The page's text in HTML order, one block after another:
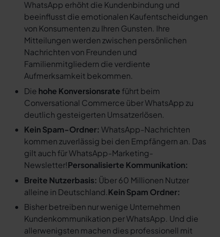
WhatsApp erhöht die Kundenbindung und
beeinflusst die emotionalen Kaufentscheidungen
von Konsumenten zu Ihren Gunsten. Ihre
Mitteilungen werden zwischen persönlichen
Nachrichten von Freunden und
Familienmitgliedern die verdiente
Aufmerksamkeit bekommen.
Die hohe Konversionsrate führt beim
Conversational Commerce über WhatsApp zu
deutlich gesteigerten Umsatzerlösen.
Kein Spam-Ordner: WhatsApp-Nachrichten
kommen zuverlässig bei den Empfängern an. Das
gilt auch für WhatsApp-Marketing-
Newsletter!Personalisierte Kommunikation:
Breite Nutzerbasis: Über 60 Millionen Nutzer
alleine in Deutschland.Kein Spam Ordner:
Bisher betreiben nur wenige Unternehmen
Kundenkommunikation per WhatsApp. Und die
allerwenigsten machen dies professionell mit